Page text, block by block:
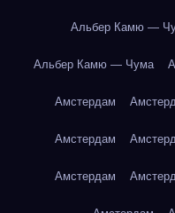
Альбер Камю —
Альбер Камю — Чума
Амстердам
Амстердам
Амстердам